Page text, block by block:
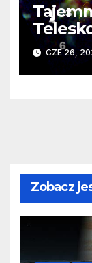
rodzi
CZE 26,
Zobacz